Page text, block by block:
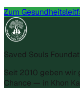
Zum
Saved Souls
Seit 2010 geben wir
Chance — in Khon